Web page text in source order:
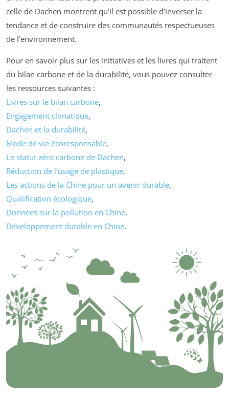
celle de Dachen montrent qu’il est possible d’inverser la
tendance et de construire des communautés respectueuses
de l’environnement.
Pour en savoir plus sur les initiatives et les livres qui traitent
du bilan carbone et de la durabilité, vous pouvez consulter
les ressources suivantes :
Livres sur le bilan carbone,
Engagement climatique,
Dachen et la durabilité,
Mode de vie écoresponsable,
Le statut zéro carbone de Dachen,
Réduction de l’usage de plastique,
Les actions de la Chine pour un avenir durable,
Qualification écologique,
Données sur la pollution en Chine,
Développement durable en Chine.